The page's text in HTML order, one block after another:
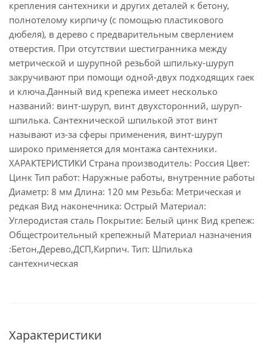
крепления сантехники и других деталей к бетону,
полнотелому кирпичу (с помощью пластикового
дюбеля), в дерево с предварительным сверлением
отверстия. При отсутствии шестигранника между
метрической и шурупной резьбой шпильку-шуруп
закручивают при помощи одной-двух подходящих гаек
и ключа.Данный вид крепежа имеет несколько
названий: винт-шуруп, винт двухсторонний, шуруп-
шпилька. Сантехнической шпилькой этот винт
называют из-за сферы применения, винт-шуруп
широко применяется для монтажа сантехники.
ХАРАКТЕРИСТИКИ Страна производитель: Россия Цвет:
Цинк Тип работ: Наружные работы, внутренние работы
Диаметр: 8 мм Длина: 120 мм Резьба: Метрическая и
редкая Вид наконечника: Острый Материал:
Углеродистая сталь Покрытие: Белый цинк Вид крепеж:
Общестроительный крепежный Материал назначения
:Бетон,Дерево,ДСП,Кирпич. Тип: Шпилька
сантехническая
Характеристики